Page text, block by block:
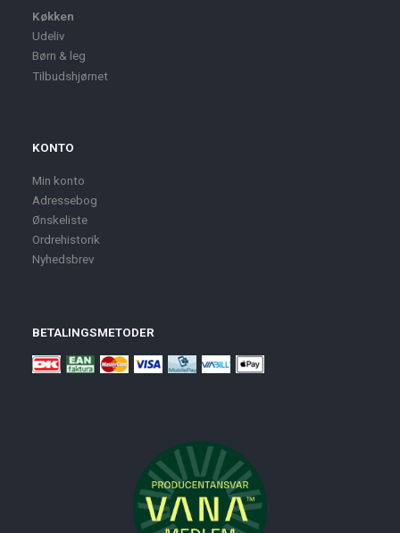
Køkken
Udeliv
Børn & leg
Tilbudshjørnet
KONTO
Min konto
Adressebog
Ønskeliste
Ordrehistorik
Nyhedsbrev
BETALINGSMETODER